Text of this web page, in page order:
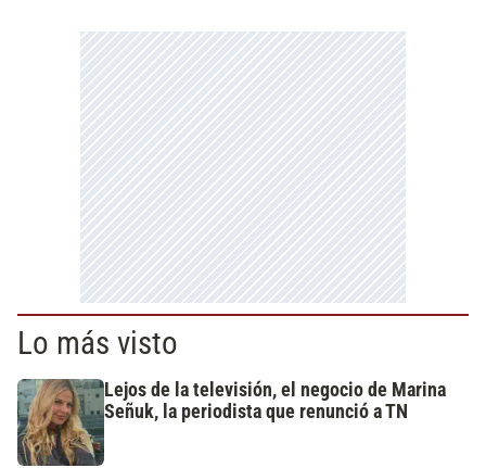
Lo más visto
Lejos de la televisión, el negocio de Marina
Señuk, la periodista que renunció a TN